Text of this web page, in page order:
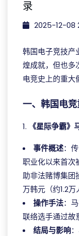
录
2025-12-08
韩国电子竞技产
煌成就，但也多
电竞史上的重大
一、韩国电
1. 《星际争霸》
事件概述：
职业化以来首次
助非法赌博集团
万韩元（约1.2万
操作手法：
联络选手通过故
结局与影响